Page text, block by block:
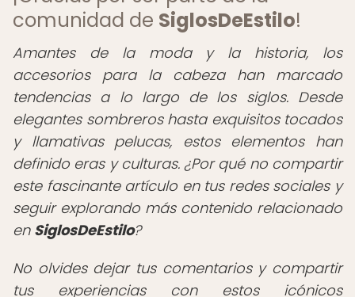
comunidad de SiglosDeEstilo!
Amantes de la moda y la historia, los
accesorios para la cabeza han marcado
tendencias a lo largo de los siglos.Desde
elegantes sombreros hasta exquisitos tocados
y llamativas pelucas, estos elementos han
definido eras y culturas. ¿Por qué no compartir
este fascinante artículo en tus redes sociales y
seguir explorando más contenido relacionado
en SiglosDeEstilo?
No olvides dejar tus comentarios y compartir
tus experiencias con estos icónicos